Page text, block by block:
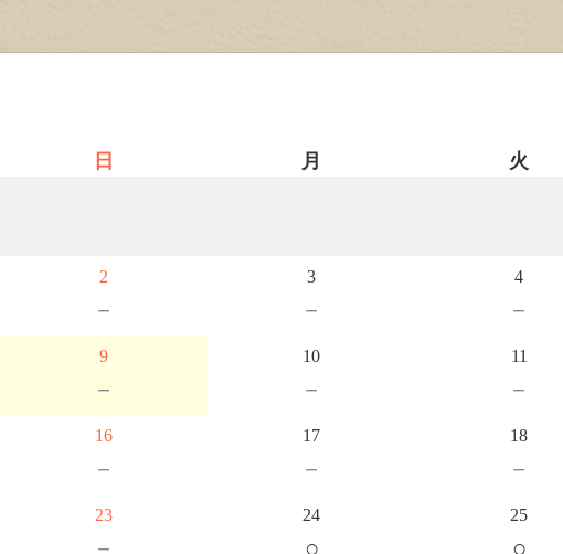
日
月 火
2
－
3
－
4
－
9
－
10
－
11
－
16
－
17
－
18
－
23
－
24
○
25
○